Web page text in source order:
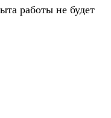
работы не будет